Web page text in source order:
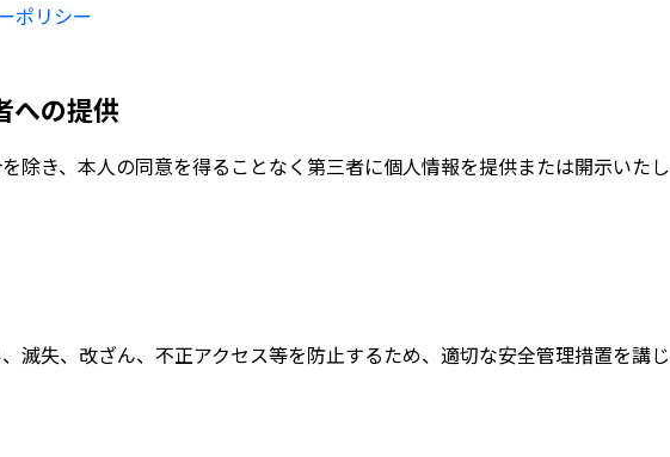
ポリシー
への提供
除き、本人の同意を得ることなく第三者に個人情報を提供または開示いたし
滅失、改ざん、不正アクセス等を防止するため、適切な安全管理措置を講じ